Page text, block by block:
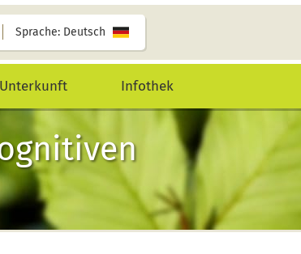
Sprache: Deutsch
Infothek